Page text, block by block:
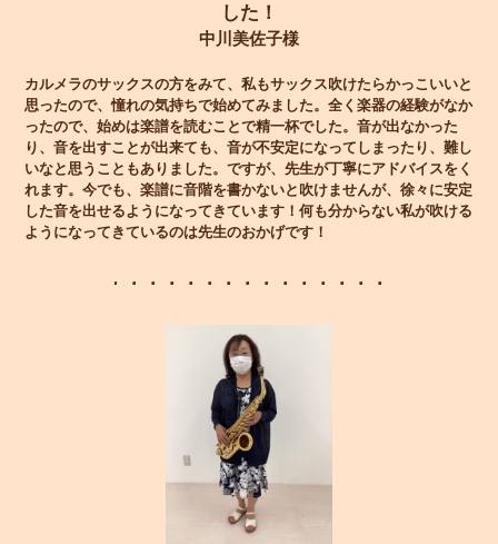
した！
中川美佐子様
カルメラのサックスの方をみて、私もサックス吹けたらかっこいいと
思ったので、憧れの気持ちで始めてみました。全く楽器の経験がなか
ったので、始めは楽譜を読むことで精一杯でした。音が出なかった
り、音を出すことが出来ても、音が不安定になってしまったり、難し
いなと思うこともありました。ですが、先生が丁寧にアドバイスをく
れます。今でも、楽譜に音階を書かないと吹けませんが、徐々に安定
した音を出せるようになってきています！何も分からない私が吹ける
ようになってきているのは先生のおかげです！